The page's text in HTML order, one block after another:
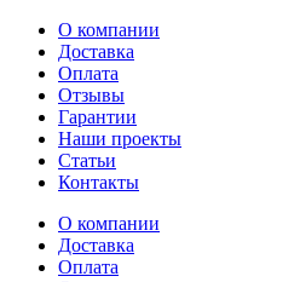
Перейти
содержимому
О компании
Доставка
Оплата
Отзывы
Гарантии
Наши проекты
Статьи
Контакты
О компании
Доставка
Оплата